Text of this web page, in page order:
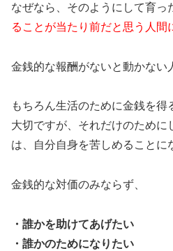
なぜなら、そのようにして育っ
ることが当たり前だと思う人間
金銭的な報酬がないと動かない
もちろん生活のために金銭を得
大切ですが、それだけのために
は、自分自身を苦しめることに
金銭的な対価のみならず、
・誰かを助けてあげたい
・誰かのためになりたい